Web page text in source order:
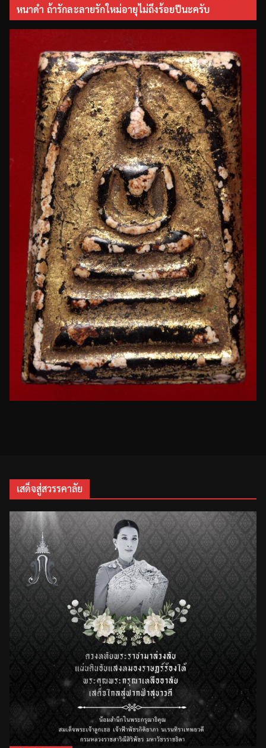
หนาดำ ถ้ารักละลายรักใหม่อายุไม่ถึงร้อยปีนะครับ
เสด็จสู่สวรรคาลัย